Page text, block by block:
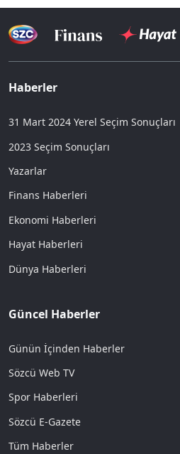
Haberler
31 Mart 2024 Yerel Seçim Sonuçları
2023 Seçim Sonuçları
Yazarlar
Finans Haberleri
Ekonomi Haberleri
Hayat Haberleri
Dünya Haberleri
Güncel Haberler
Günün İçinden Haberler
Sözcü Web TV
Spor Haberleri
Sözcü E-Gazete
Tüm Haberler